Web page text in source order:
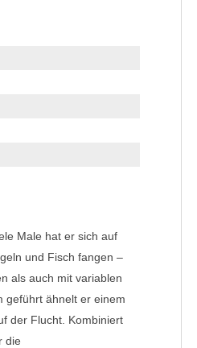
Male hat er sich auf
und Fisch fangen –
als auch mit variablen
geführt ähnelt er einem
der Flucht. Kombiniert
die